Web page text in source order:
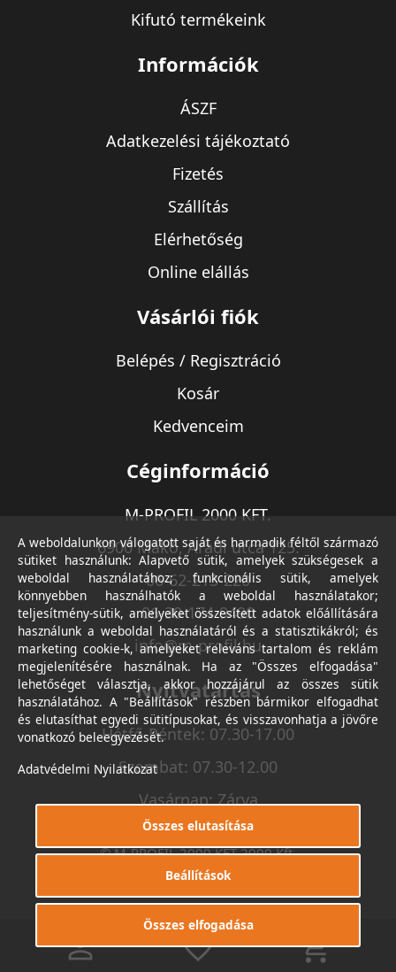
0
Kifutó termékeink
Információk
ÁSZF
Adatkezelési tájékoztató
Fizetés
Szállítás
Elérhetőség
Online elállás
Vásárlói fiók
Belépés / Regisztráció
Kosár
Kedvenceim
Céginformáció
M-PROFIL 2000 KFT.
6900 Makó, Aradi utca 125.
06-62-213-220
06-30-174-9490
info@m-profil.hu
Nyitvatartás
Hétfő-Péntek: 07.30-17.00
Szombat: 07.30-12.00
Vasárnap: Zárva
© M-PROFIL 2000 KFT 2000 Kft.
Minden jog fenntartva.
KészítetteI.T.C. Kft.
A weboldalunkon válogatott saját és harmadik féltől származó
sütiket használunk: Alapvető sütik, amelyek szükségesek a
weboldal használatához; funkcionális sütik, amelyek
könnyebben használhatók a weboldal használatakor;
teljesítmény-sütik, amelyeket összesített adatok előállítására
használunk a weboldal használatáról és a statisztikákról; és
marketing cookie-k, amelyeket releváns tartalom és reklám
megjelenítésére használnak. Ha az "Összes elfogadása"
lehetőséget választja, akkor hozzájárul az összes sütik
használatához. A "Beállítások" részben bármikor elfogadhat
és elutasíthat egyedi sütitípusokat, és visszavonhatja a jövőre
vonatkozó beleegyezését.
Adatvédelmi Nyilatkozat
Összes elutasítása
Beállítások
Összes elfogadása